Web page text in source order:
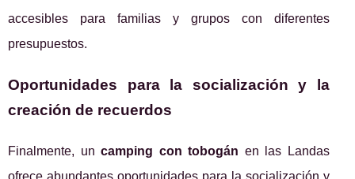
accesibles para familias y grupos con diferentes
presupuestos.
Oportunidades para la socialización y la
creación de recuerdos
Finalmente, uncamping con tobogán en las Landas
ofrece abundantes oportunidades para la socialización y